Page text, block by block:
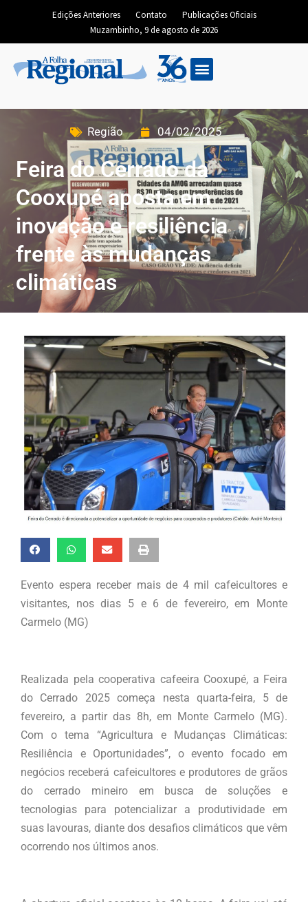
Edições Anteriores Contato
Publicações Oficiais
Muzambinho, 9 de agosto de 2026
Região 04/02/2025
Feira do Cerrado da
Cooxupé aposta em
inovação e resiliência
frente às mudanças
climáticas
Evento espera receber mais de 4 mil cafeicultores e
visitantes, nos dias 5 e 6 de fevereiro, em Monte
Carmelo (MG)
Realizada pela cooperativa cafeeira Cooxupé, a Feira
do Cerrado 2025 começa nesta quarta-feira, 5 de
fevereiro, a partir das 8h, em Monte Carmelo (MG).
Com o tema “Agricultura e Mudanças Climáticas:
Resiliência e Oportunidades”, o evento focado em
negócios receberá cafeicultores e produtores de grãos
do cerrado mineiro em busca de soluções e
tecnologias para potencializar a produtividade em
suas lavouras, diante dos desafios climáticos que vêm
ocorrendo nos últimos anos.